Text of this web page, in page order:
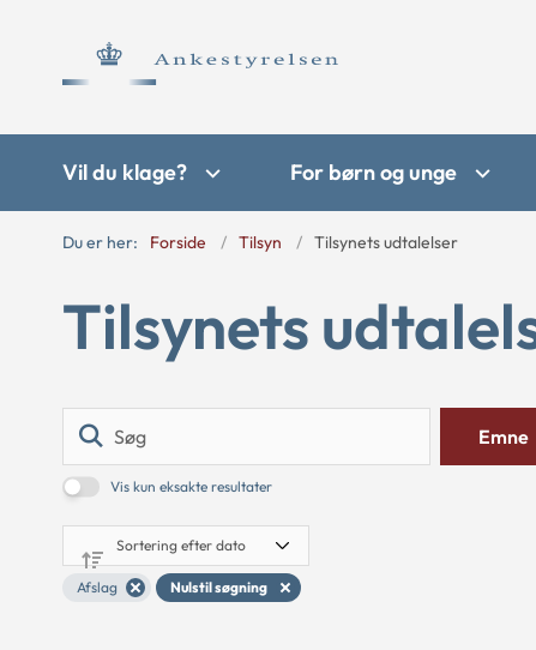
Vil du klage? For børn og unge
Du er her: Forside Tilsyn Tilsynets udtalelser
Tilsynets
Vis kun eksakte resultater
Emne
Afslag Nulstil søgning